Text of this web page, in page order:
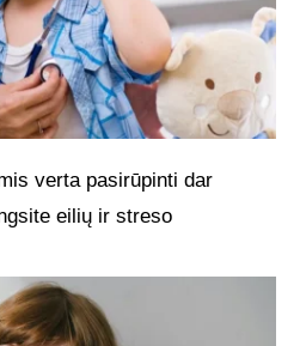
verta pasirūpinti dar
eilių ir streso